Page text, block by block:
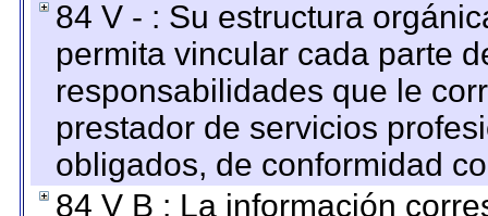
84 V - : Su estructura
permita vincular cada parte
responsabilidades que le
prestador de servicios
obligados, de conformidad
84 V B : La información